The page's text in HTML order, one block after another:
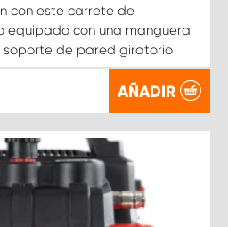
con este carrete de
equipado con una manguera
soporte de pared giratorio
AÑADIR